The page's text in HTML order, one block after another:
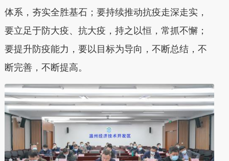
体系，夯实全胜基石；要持续推动抗疫走深走实，
要立足于防大疫、抗大疫，持之以恒，常抓不懈；
要提升防疫能力，要以目标为导向，不断总结，不
断完善，不断提高。